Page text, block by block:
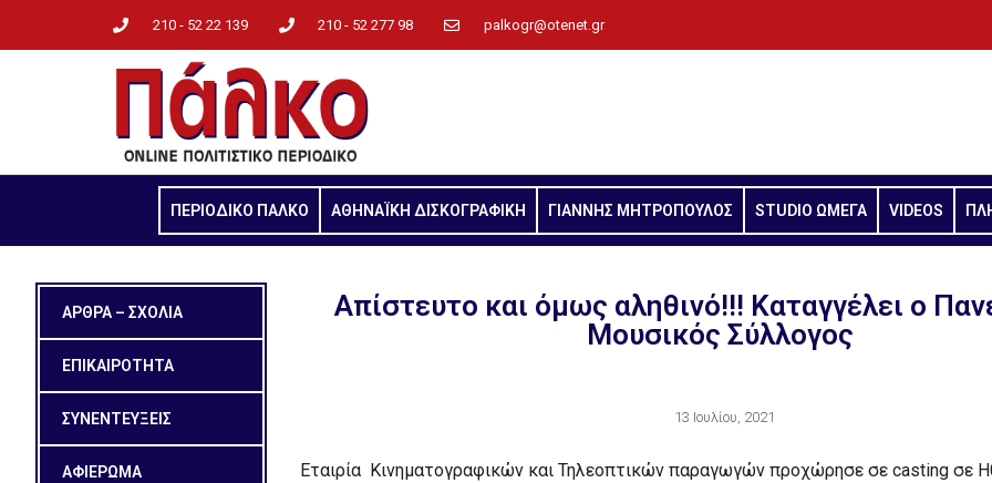
210 - 52 22 139 210 - 52 277 98 palkogr@otenet.gr
ΠΕΡΙΟΔΙΚΟ ΠΑΛΚΟ ΑΘΗΝΑΪΚΗ ΔΙΣΚΟΓΡΑΦΙΚΗ ΓΙΑΝΝΗΣ ΜΗΤΡΟΠΟΥΛΟΣ STUDIO ΩΜΕΓΑ VIDEOS
ΑΡΘΡΑ – ΣΧΟΛΙΑ
ΕΠΙΚΑΙΡΟΤΗΤΑ
ΣΥΝΕΝΤΕΥΞΕΙΣ
ΑΦΙΕΡΩΜΑ
Aπίστευτο και όμως αληθινό!!! Καταγγέλει ο
Μουσικός Σύλλογος
13 Ιουλίου, 2021
Εταιρία Κινηματογραφικών και Τηλεοπτικών παραγωγών προχώρησε σε casting σε